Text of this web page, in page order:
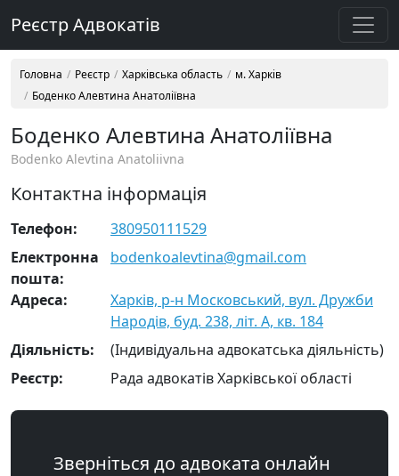
Реєстр Адвокатів
Головна Реєстр Харківська область
м. Харків
Боденко Алевтина Анатоліївна
Боденко Алевтина Анатоліївна
Bodenko Alevtina Anatoliivna
Контактна інформація
Телефон:
380950111529
Електронна
пошта:
bodenkoalevtina@gmail.com
Адреса:
Харків, р-н Московський, вул. Дружби
Народів, буд. 238, літ. А, кв. 184
Діяльність:
(Індивідуальна адвокатська діяльність)
Реєстр:
Рада адвокатів Харківської області
Зверніться до адвоката онлайн